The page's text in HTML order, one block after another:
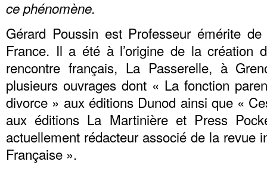
ce phénomène.
Gérard Poussin est Professeur émérite de
France. Il a été à l’origine de la création
rencontre français, La Passerelle, à
plusieurs ouvrages dont « La fonction
divorce » aux éditions Dunod ainsi que «
aux éditions La Martinière et Press
actuellement rédacteur associé de la revue
Française ».